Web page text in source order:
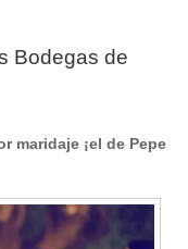
Bodegas de
maridaje ¡el de Pepe